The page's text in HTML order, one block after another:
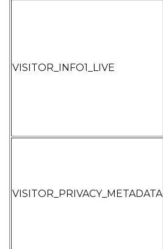
VISITOR_INFO1_LIVE
VISITOR_PRIVACY_METADATA